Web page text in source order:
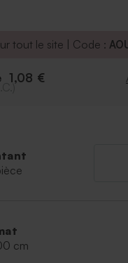
: environ 60 gr
par multiple de 6ex
environ 16 dragées,
tout le site | Code :
1,08 €
cm